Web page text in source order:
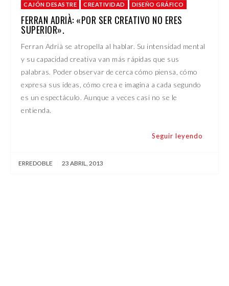
BLOG
CAJÓN DESASTRE CREATIVIDAD DISEÑO GRÁFICO
FERRAN ADRIÀ: «POR SER CREATIVO NO ERES
SUPERIOR».
Ferran Adrià se atropella al hablar. Su intensidad mental
y su capacidad creativa van más rápidas que sus
palabras. Poder observar de cerca cómo piensa, cómo
expresa sus ideas, cómo crea e imagina a cada segundo
es un espectáculo. Aunque a veces casi no se le
entienda.
Seguir leyendo
ERREDOBLE 23 ABRIL, 2013